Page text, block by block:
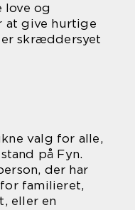
love og
at give hurtige
skræddersyet
valg for alle,
på Fyn.
der har
familieret,
eller en